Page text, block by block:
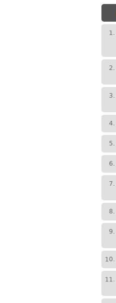
1.
2.
3.
4.
5.
6.
7.
8.
9.
10.
11.